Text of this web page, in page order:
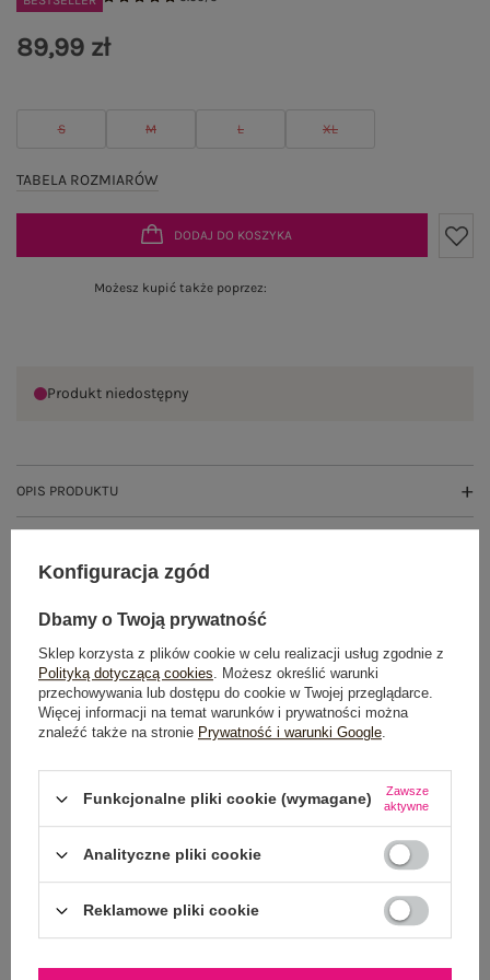
S M L XL
TABELA ROZMIARÓW
89,99 zł
DODAJ DO KOSZYKA
Możesz kupić także poprzez:
Produkt niedostępny
OPIS PRODUKTU
WYSYŁKA I DOSTAWA
ZWROTY I REKLAMACJE
NEWSLETTER
Zapisz się do naszego newslettera i otrzymaj 15% zniżki na
Konfiguracja zgód
Dbamy o Twoją prywatność
Sklep korzysta z plików cookie w celu realizacji usług zgodnie z
Polityką dotyczącą cookies. Możesz określić warunki
przechowywania lub dostępu do cookie w Twojej przeglądarce.
Więcej informacji na temat warunków i prywatności można
znaleźć także na stronie Prywatność i warunki Google.
Funkcjonalne pliki cookie (wymagane)
Zawsze
aktywne
Analityczne pliki cookie
Reklamowe pliki cookie